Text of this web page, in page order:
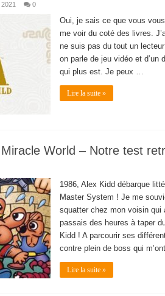
0
Oui, je sais ce que vous
me voir du coté des livres.
ne suis pas du tout un
on parle de jeu vidéo et d’un
qui plus est. Je peux …
Lire la suite »
World – Notre test
1986, Alex Kidd débarque
Master System ! Je me
squatter chez mon voisin qui
passais des heures à taper
Kidd ! A parcourir ses
contre plein de boss qui
Lire la suite »